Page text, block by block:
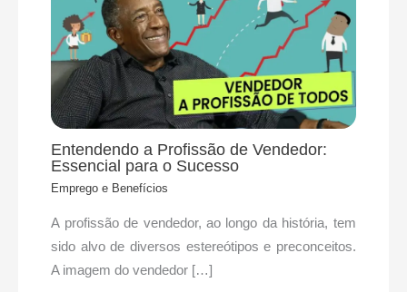
Entendendo a Profissão de Vendedor:
Essencial para o Sucesso
Emprego e Benefícios
A profissão de vendedor, ao longo da história, tem
sido alvo de diversos estereótipos e preconceitos.
A imagem do vendedor […]